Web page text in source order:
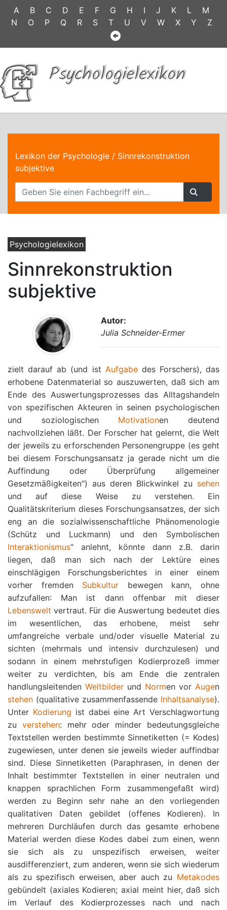
A B C D E F G H I J K L
M
N
O P Q R S T U V W X Y Z
Psychologielexikon
Lexikon der Psychologie / Sinnrekonstruktion
subjektive
Psychologielexikon
Sinnrekonstruktion
subjektive
Autor:
Julia Schneider-Ermer
zielt darauf ab (und ist Aufgabedes Forschers), das
erhobene Datenmaterial so auszuwerten, daß sich am
Ende des Auswertungsprozesses das Alltagshandeln
von spezifischen Akteuren in seinen psychologischen
und soziologischen Motivationen deutend
nachvollziehen läßt. Der Forscher hat gelernt, die Welt
der jeweils zu erforschenden Personengruppe (es geht
bei diesem Forschungsansatz ja gerade nicht um die
Auffindung oder Überprüfung allgemeiner
Gesetzmäßigkeiten") aus deren Blickwinkel zu sehen
und auf diese Weise zu verstehen. Ein
Qualitätskriterium dieses Forschungsansatzes, der sich
eng an die sozialwissenschaftliche Phänomenologie
(Schütz und Luckmann) und den Symbolischen
Interaktionismus" anlehnt, könnte dann z.B. darin
liegen, daß man sich nach der Lektüre eines
einschlägigen Forschungsberichtes in einer einem
vorher fremden Subkultur bewegen kann, ohne
aufzufallen: Man ist dann offenbar mit dieser
Lebenswelt vertraut. Für die Auswertung bedeutet dies
im wesentlichen, das erhobene, meist sehr
umfangreiche verbale und/oder visuelle Material zu
sichten (mehrmals und intensiv durchzulesen) und
sodann in einem mehrstufigen Kodierprozeß immer
weiter zu verdichten, bis am Ende die zentralen
handlungsleitenden Weltbilder und Normen vor Augen
stehen (qualitative zusammenfassende Inhaltsanalyse).
Unter Kodierung ist dabei eine Art Verschlagwortung
zu verstehen: mehr oder minder bedeutungsgleiche
Textstellen werden bestimmte Sinnetiketten (= Kodes)
zugewiesen, unter denen sie jeweils wieder auffindbar
sind. Diese Sinnetiketten (Paraphrasen, in denen der
Inhalt bestimmter Textstellen in einer neutralen und
knappen sprachlichen Form zusammengefaßt wird)
werden zu Beginn sehr nahe an den vorliegenden
qualitativen Daten gebildet (offenes Kodieren). In
mehreren Durchläufen durch das gesamte erhobene
Material werden diese Kodes dabei zum einen, wenn
sie sich als zu unspezifisch erweisen, weiter
ausdifferenziert, zum anderen, wenn sie sich wiederum
als zu spezifisch erweisen, aber auch zu Metakodes
gebündelt (axiales Kodieren; axial meint hier, daß sich
im Verlauf des Kodierprozesses nach und nach